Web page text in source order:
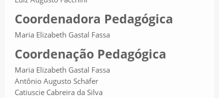
Coordenadora Pedagógica
Maria Elizabeth Gastal Fassa
Coordenação Pedagógica
Maria Elizabeth Gastal Fassa
Antônio Augusto Schäfer
Catiuscie Cabreira da Silva